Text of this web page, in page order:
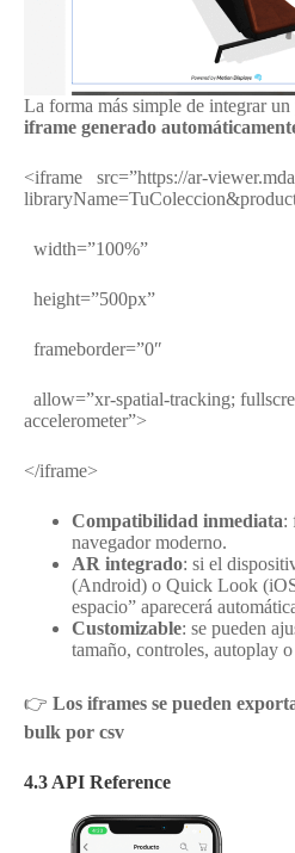
La forma más simple de integrar
iframe generado
<iframe src=”https://ar-
width=”100%”
height=”500px”
frameborder=”0″
allow=”xr-spatial-tracking;
accelerometer”>
</iframe>
Compatibilidad inmediata:
navegador moderno.
AR integrado: si el
(Android) o Quick Look
espacio” aparecerá
Customizable: se pueden
tamaño, controles, autoplay
👉 Los iframes se pueden
bulk por csv
4.3 API Reference